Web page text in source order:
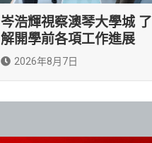
岑浩輝視察澳琴大學城 了
解開學前各項工作進展
2026年8月7日